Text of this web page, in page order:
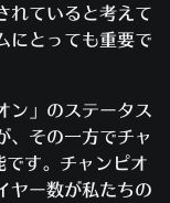
れていると考えて
にとっても重要で
ン」のステータス
、その一方でチャ
す。チャンピオ
ヤー数が私たちの